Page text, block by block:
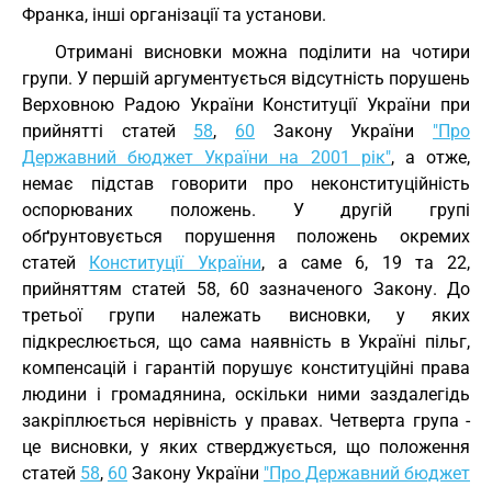
Франка, інші організації та установи.
Отримані висновки можна поділити на чотири
групи. У першій аргументується відсутність порушень
Верховною Радою України Конституції України при
прийнятті статей 58, 60 Закону України "Про
Державний бюджет України на 2001 рік", а отже,
немає підстав говорити про неконституційність
оспорюваних положень. У другій групі
обґрунтовується порушення положень окремих
статей Конституції України, а саме 6, 19 та 22,
прийняттям статей 58, 60 зазначеного Закону. До
третьої групи належать висновки, у яких
підкреслюється, що сама наявність в Україні пільг,
компенсацій і гарантій порушує конституційні права
людини і громадянина, оскільки ними заздалегідь
закріплюється нерівність у правах. Четверта група -
це висновки, у яких стверджується, що положення
статей 58, 60 Закону України "Про Державний бюджет